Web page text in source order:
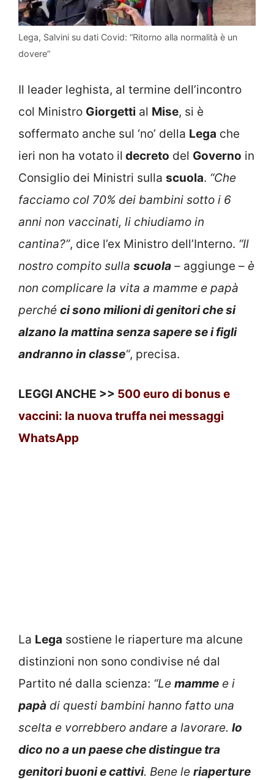
Lega, Salvini su dati Covid: “Ritorno alla normalità è un
dovere”
Il leader leghista, al termine dell’incontro
col Ministro Giorgetti al Mise, si è
soffermato anche sul ‘no’ della Lega che
ieri non ha votato il decreto del Governo in
Consiglio dei Ministri sulla scuola. “Che
facciamo col 70% dei bambini sotto i 6
anni non vaccinati, li chiudiamo in
cantina?”, dice l’ex Ministro dell’Interno. “Il
nostro compito sulla scuola – aggiunge – è
non complicare la vita a mamme e papà
perché ci sono milioni di genitori che si
alzano la mattina senza sapere se i figli
andranno in classe“, precisa.
LEGGI ANCHE >> 500 euro di bonus e
vaccini: la nuova truffa nei messaggi
WhatsApp
La Lega sostiene le riaperture ma alcune
distinzioni non sono condivise né dal
Partito né dalla scienza: “Le mamme e i
papà di questi bambini hanno fatto una
scelta e vorrebbero andare a lavorare. Io
dico no a un paese che distingue tra
genitori buoni e cattivi. Bene le riaperture